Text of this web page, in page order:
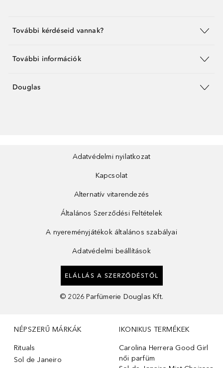
További kérdéseid vannak?
További információk
Douglas
Adatvédelmi nyilatkozat
Kapcsolat
Alternatív vitarendezés
Általános Szerződési Feltételek
A nyereményjátékok általános szabályai
Adatvédelmi beállítások
ELÁLLÁS A SZERZŐDÉSTŐL
© 2026 Parfümerie Douglas Kft.
NÉPSZERŰ MÁRKÁK
Rituals
Sol de Janeiro
IKONIKUS TERMÉKEK
Carolina Herrera Good Girl
női parfüm